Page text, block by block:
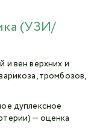
(УЗИ/
и вен верхних и
тромбозов,
дуплексное
— оценка